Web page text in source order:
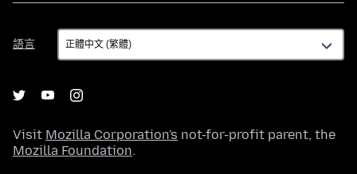
語言
語
言
Visit Mozilla Corporation's not-for-profit parent, the
Mozilla Foundation.